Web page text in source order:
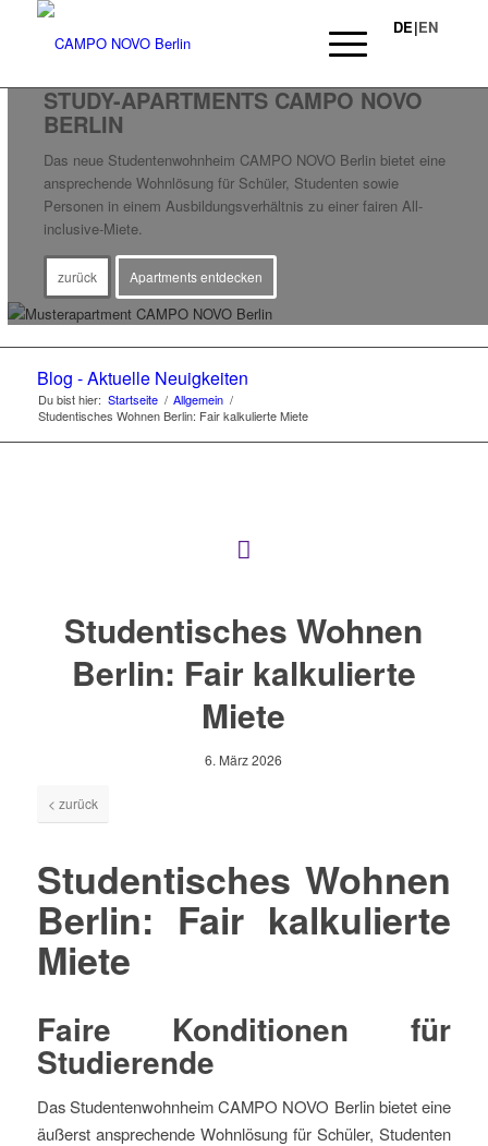
DE|EN
STUDY-APARTMENTS CAMPO NOVO
BERLIN
Das neue Studentenwohnheim CAMPO NOVO Berlin bietet eine
ansprechende Wohnlösung für Schüler, Studenten sowie
Personen in einem Ausbildungsverhältnis zu einer fairen All-
inclusive-Miete.
zurück Apartments entdecken
Blog - Aktuelle Neuigkeiten
Du bist hier: Startseite / Allgemein /
Studentisches Wohnen Berlin: Fair kalkulierte Miete
Studentisches Wohnen
Berlin: Fair kalkulierte
Miete
6. März 2026
< zurück
Studentisches Wohnen
Berlin: Fair kalkulierte
Miete
Faire Konditionen für
Studierende
Das Studentenwohnheim CAMPO NOVO Berlin bietet eine
äußerst ansprechende Wohnlösung für Schüler, Studenten